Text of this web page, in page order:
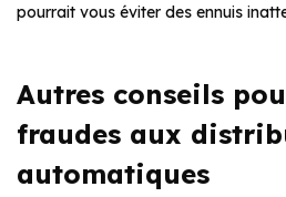
pourrait vous éviter des ennuis
Autres conseils
fraudes aux
automatiques